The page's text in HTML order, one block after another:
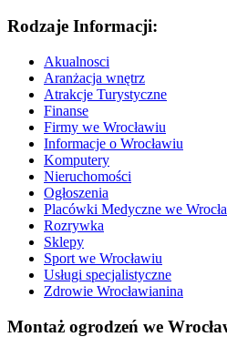
Rodzaje Informacji:
Akualnosci
Aranżacja wnętrz
Atrakcje Turystyczne
Finanse
Firmy we Wrocławiu
Informacje o Wrocławiu
Komputery
Nieruchomości
Ogłoszenia
Placówki Medyczne we
Rozrywka
Sklepy
Sport we Wrocławiu
Usługi specjalistyczne
Zdrowie Wrocławianina
Montaż ogrodzeń we